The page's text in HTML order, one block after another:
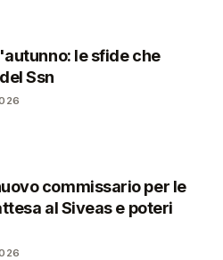
le sfide che
Ssn
commissario per le
al Siveas e poteri